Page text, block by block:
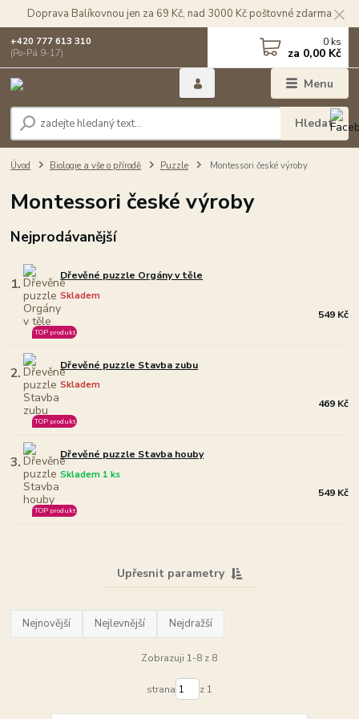
Doprava Balíkovnou jen za 69 Kč, nad 3000 Kč poštovné zdarma
Menu
Hledat
+420 777 613 310
(Po-Pá 9-17)
0 ks
za 0,00 Kč
Úvod Biologie a vše o přírodě Puzzle Montessori české výroby
Montessori české výroby
Nejprodávanější
1. Dřevěné puzzle Orgány v těle
Skladem
TOP produkt
549 Kč
2. Dřevěné puzzle Stavba zubu
Skladem
TOP produkt
469 Kč
3. Dřevěné puzzle Stavba houby
Skladem 1 ks
TOP produkt
549 Kč
Upřesnit parametry
Nejnovější Nejlevnější Nejdražší
Zobrazuji 1-8 z 8
strana z 1